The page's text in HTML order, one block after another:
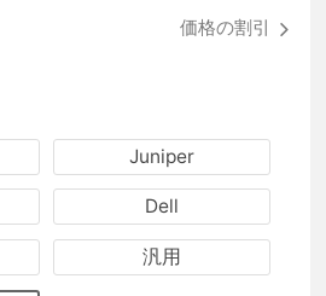
価格の割引
Juniper
Dell
汎用